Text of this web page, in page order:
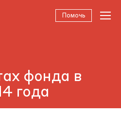
Помочь
фонда в
года